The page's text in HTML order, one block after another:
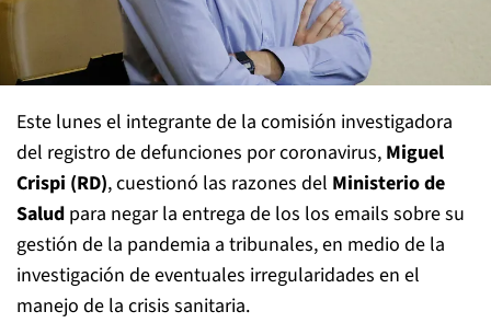
Este lunes el integrante de la comisión investigadora
del registro de defunciones por coronavirus, Miguel
Crispi (RD), cuestionó las razones del Ministerio de
Salud para negar la entrega de los los emails sobre su
gestión de la pandemia a tribunales, en medio de la
investigación de eventuales irregularidades en el
manejo de la crisis sanitaria.